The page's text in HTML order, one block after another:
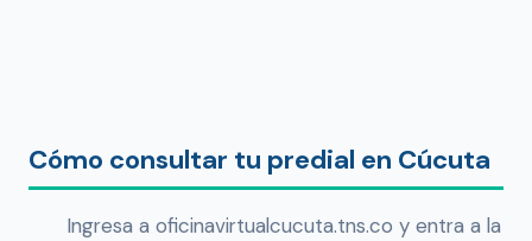
Cómo consultar tu predial en Cúcuta
Ingresa a oficinavirtualcucuta.tns.co y entra a la